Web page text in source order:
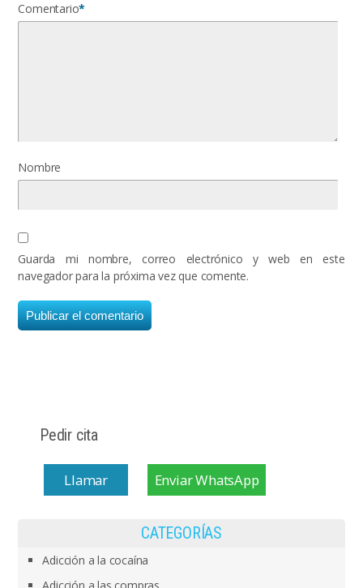
Comentario*
Nombre
Guarda mi nombre, correo electrónico y web en este
navegador para la próxima vez que comente.
Pedir cita
Llamar Enviar WhatsApp
CATEGORÍAS
Adicción a la cocaína